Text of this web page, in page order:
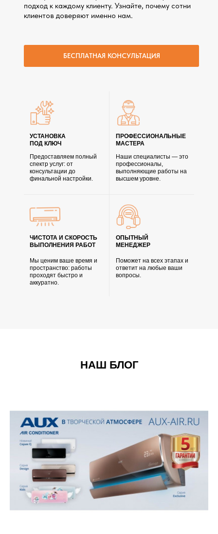
подход к каждому клиенту. Узнайте, почему сотни
клиентов доверяют именно нам.
БЕСПЛАТНАЯ КОНСУЛЬТАЦИЯ
УСТАНОВКА
ПОД КЛЮЧ
ПРОФЕССИОНАЛЬНЫЕ
МАСТЕРА
ОПЫТНЫЙ
МЕНЕДЖЕР
ЧИСТОТА И СКОРОСТЬ
ВЫПОЛНЕНИЯ РАБОТ
Предоставляем полный
спектр услуг: от
консультации до
финальной настройки.
Наши специалисты — это
профессионалы,
выполняющие работы на
высшем уровне.
Мы ценим ваше время и
пространство: работы
проходят быстро и
аккуратно.
Поможет на всех этапах и
ответит на любые ваши
вопросы.
НАШ БЛОГ